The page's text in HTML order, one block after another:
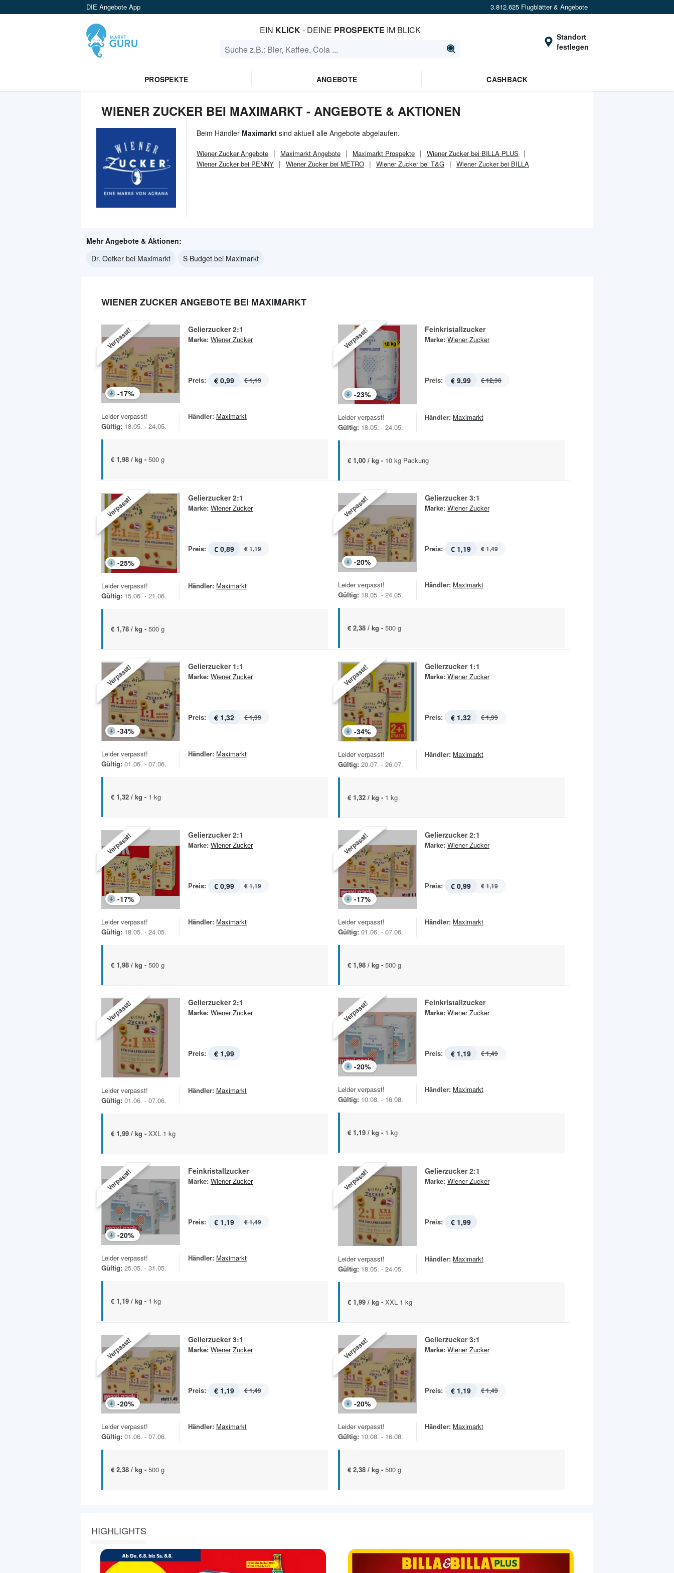
DIE Angebote App 3.812.625 Flugblätter & Angebote
EIN KLICK- DEINE PROSPEKTE IM BLICK
Standort
festlegen
PROSPEKTE ANGEBOTE CASHBACK
WIENER ZUCKER BEI MAXIMARKT - ANGEBOTE & AKTIONEN
Beim Händler Maximarkt sind aktuell alle Angebote abgelaufen.
Wiener ZuckerAngebote Maximarkt Angebote Maximarkt Prospekte
Wiener Zucker bei BILLA PLUS
Wiener Zucker bei PENNY
Wiener Zucker bei METRO Wiener Zucker bei T&G Wiener Zucker bei BILLA
Mehr Angebote & Aktionen:
Dr. Oetker bei Maximarkt
S Budget bei Maximarkt
WIENER ZUCKER ANGEBOTE BEI MAXIMARKT
Verpasst!
-17%
Gelierzucker 2:1
Marke: Wiener Zucker
Preis: € 0,99 € 1,19
Leider verpasst!
Gültig: 18.05. - 24.05.
Händler: Maximarkt
€ 1,98 / kg - 500 g
Verpasst!
-23%
Feinkristallzucker
Marke: Wiener Zucker
Preis: € 9,99 € 12,90
Leider verpasst!
Gültig: 18.05. - 24.05.
Händler: Maximarkt
€ 1,00 / kg - 10 kg Packung
Verpasst!
-25%
Gelierzucker 2:1
Marke: Wiener Zucker
Preis: € 0,89 € 1,19
Leider verpasst!
Gültig: 15.06. - 21.06.
Händler: Maximarkt
€ 1,78 / kg - 500 g
Verpasst!
-20%
Gelierzucker 3:1
Marke: Wiener Zucker
Preis: € 1,19 € 1,49
Leider verpasst!
Gültig: 18.05. - 24.05.
Händler: Maximarkt
€ 2,38 / kg - 500 g
Verpasst!
-34%
Gelierzucker 1:1
Marke: Wiener Zucker
Preis: € 1,32 € 1,99
Leider verpasst!
Gültig: 01.06. - 07.06.
Händler: Maximarkt
€ 1,32 / kg - 1 kg
Verpasst!
-34%
Gelierzucker 1:1
Marke: Wiener Zucker
Preis: € 1,32 € 1,99
Leider verpasst!
Gültig: 20.07. - 26.07.
Händler: Maximarkt
€ 1,32 / kg - 1 kg
Verpasst!
-17%
Gelierzucker 2:1
Marke: Wiener Zucker
Preis: € 0,99 € 1,19
Leider verpasst!
Gültig: 18.05. - 24.05.
Händler: Maximarkt
€ 1,98 / kg - 500 g
Verpasst!
-17%
Gelierzucker 2:1
Marke: Wiener Zucker
Preis: € 0,99 € 1,19
Leider verpasst!
Gültig: 01.06. - 07.06.
Händler: Maximarkt
€ 1,98 / kg - 500 g
Verpasst! Gelierzucker 2:1
Marke: Wiener Zucker
Preis: € 1,99
Leider verpasst!
Gültig: 01.06. - 07.06.
Händler: Maximarkt
€ 1,99 / kg - XXL 1 kg
Verpasst!
-20%
Feinkristallzucker
Marke: Wiener Zucker
Preis: € 1,19 € 1,49
Leider verpasst!
Gültig: 10.08. - 16.08.
Händler: Maximarkt
€ 1,19 / kg - 1 kg
Verpasst!
-20%
Feinkristallzucker
Marke: Wiener Zucker
Preis: € 1,19 € 1,49
Leider verpasst!
Gültig: 25.05. - 31.05.
Händler: Maximarkt
€ 1,19 / kg - 1 kg
Verpasst! Gelierzucker 2:1
Marke: Wiener Zucker
Preis: € 1,99
Leider verpasst!
Gültig: 18.05. - 24.05.
Händler: Maximarkt
€ 1,99 / kg - XXL 1 kg
Verpasst!
-20%
Gelierzucker 3:1
Marke: Wiener Zucker
Preis: € 1,19 € 1,49
Leider verpasst!
Gültig: 01.06. - 07.06.
Händler: Maximarkt
€ 2,38 / kg - 500 g
Verpasst!
-20%
Gelierzucker 3:1
Marke: Wiener Zucker
Preis: € 1,19 € 1,49
Leider verpasst!
Gültig: 10.08. - 16.08.
Händler: Maximarkt
€ 2,38 / kg - 500 g
HIGHLIGHTS